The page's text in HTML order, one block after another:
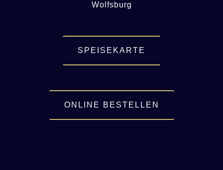
Wolfsburg
SPEISEKARTE
ONLINE BESTELLEN